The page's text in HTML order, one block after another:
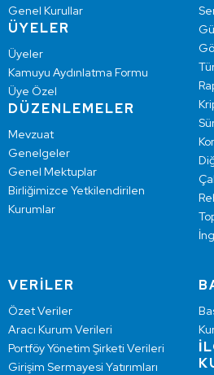
Genel Kurullar
ÜYELER
Üyeler
Kamuyu Aydınlatma Formu
Üye Özel
DÜZENLEMELER
Mevzuat
Genelgeler
Genel Mektuplar
Birliğimizce Yetkilendirilen
Kurumlar
VERİLER
Özet Veriler
Aracı Kurum Verileri
Portföy Yönetim Şirketi Verileri
Girişim Sermayesi Yatırımları